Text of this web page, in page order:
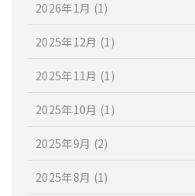
2026年1月 (1)
2025年12月 (1)
2025年11月 (1)
2025年10月 (1)
2025年9月 (2)
2025年8月 (1)